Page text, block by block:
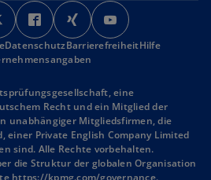
w
i
r
d
n
e
i
n
w
i
r
d
n
e
i
n
w
i
r
i
n
e
i
n
i
r
n
e
i
n
DatenschutzBarrierefreiheitHilfe
eine
Recht und ein Mitglied der
unabhängiger Mitgliedsfirmen, die
einer Private English Company Limited
sind. Alle Rechte vorbehalten.
die Struktur der globalen Organisation
https://kpmg.com/governance.